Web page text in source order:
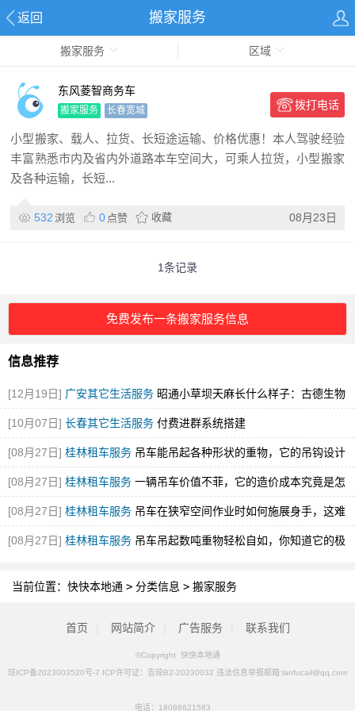
返回 搬家服务
搬家服务 区域
东风菱智商务车
搬家服务 长春宽城 拨打电话
小型搬家、载人、拉货、长短途运输、价格优惠！本人驾驶经验
丰富熟悉市内及省内外道路本车空间大，可乘人拉货，小型搬家
及各种运输，长短...
532 浏览 0 点赞 收藏 08月23日
1条记录
免费发布一条搬家服务信息
信息推荐
[12月19日] 广安其它生活服务 昭通小草坝天麻长什么样子：古德生物
解锁道地天麻的形态密码[图]
[10月07日] 长春其它生活服务 付费进群系统搭建
[08月27日] 桂林租车服务 吊车能吊起各种形状的重物，它的吊钩设计
有什么神秘之处？[图]
[08月27日] 桂林租车服务 一辆吊车价值不菲，它的造价成本究竟是怎
么计算的呢？
[08月27日] 桂林租车服务 吊车在狭窄空间作业时如何施展身手，这难
道不值得探究吗？
[08月27日] 桂林租车服务 吊车吊起数吨重物轻松自如，你知道它的极
当前位置： 快快本地通 > 分类信息 > 搬家服务
首页 网站简介 广告服务 联系我们
©Copyright 快快本地通
琼ICP备2023003520号-7 ICP许可证：告琼B2-20230032 违法信息举报邮箱:lanfucail@qq.com
电话： 18088621583